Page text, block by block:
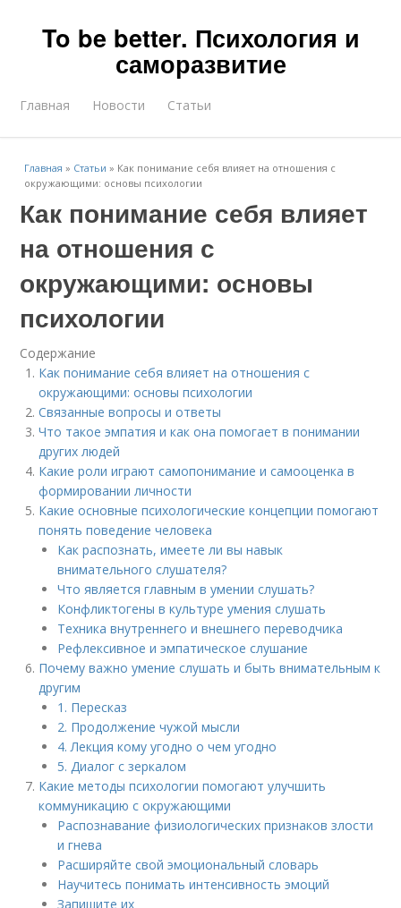
To be better. Психология и
саморазвитие
Главная Новости Статьи
Главная » Статьи » Как понимание себя влияет на отношения с
окружающими: основы психологии
Как понимание себя влияет
на отношения с
окружающими: основы
психологии
Содержание
Как понимание себя влияет на отношения с
окружающими: основы психологии
Связанные вопросы и ответы
Что такое эмпатия и как она помогает в понимании
других людей
Какие роли играют самопонимание и самооценка в
формировании личности
Какие основные психологические концепции помогают
понять поведение человека
Как распознать, имеете ли вы навык
внимательного слушателя?
Что является главным в умении слушать?
Конфликтогены в культуре умения слушать
Техника внутреннего и внешнего переводчика
Рефлексивное и эмпатическое слушание
Почему важно умение слушать и быть внимательным к
другим
1. Пересказ
2. Продолжение чужой мысли
4. Лекция кому угодно о чем угодно
5. Диалог с зеркалом
Какие методы психологии помогают улучшить
коммуникацию с окружающими
Распознавание физиологических признаков злости
и гнева
Расширяйте свой эмоциональный словарь
Научитесь понимать интенсивность эмоций
Запишите их